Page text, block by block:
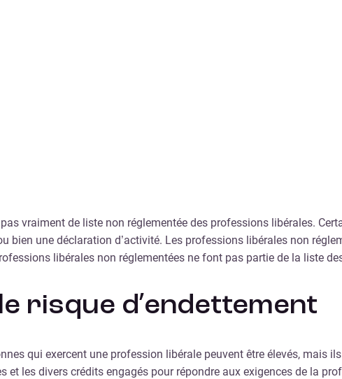
vraiment de liste non réglementée des professions libérales.
bien une déclaration d’activité. Les professions libérales non
libérales non réglementées ne font pas partie de la liste
risque d’endettement
qui exercent une profession libérale peuvent être élevés, mais
les divers crédits engagés pour répondre aux exigences de la